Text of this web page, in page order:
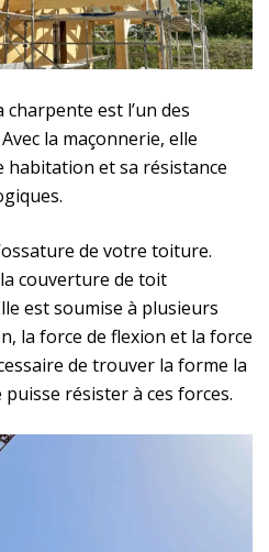
est l’un des
la maçonnerie, elle
habitation et sa résistance
de votre toiture.
couverture de toit
est soumise à plusieurs
la force de flexion et la force
de trouver la forme la
résister à ces forces.